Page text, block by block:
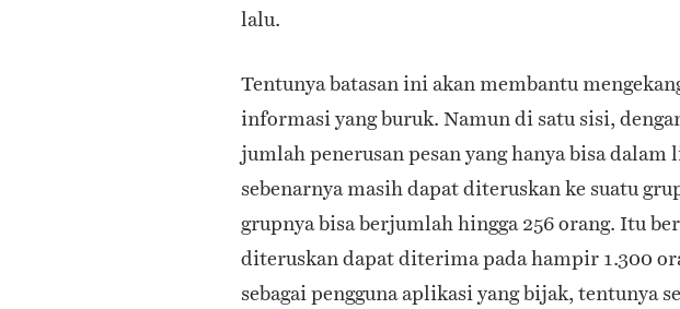
lalu.
Tentunya batasan ini akan membantu
informasi yang buruk. Namun di satu sisi,
jumlah penerusan pesan yang hanya bisa dalam
sebenarnya masih dapat diteruskan ke suatu
grupnya bisa berjumlah hingga 256 orang. Itu
diteruskan dapat diterima pada hampir 1.300
sebagai pengguna aplikasi yang bijak, tentunya